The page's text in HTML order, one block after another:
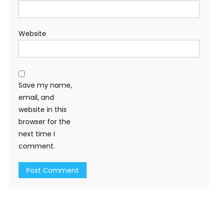
Website
Save my name,
email, and
website in this
browser for the
next time I
comment.